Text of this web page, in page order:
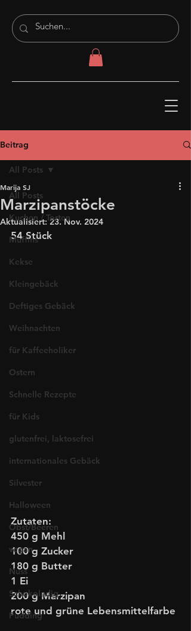
Beitrag
All Posts
Kuchen / Torten
Muffins
Kekse
Kleingebäck
Deftiges Gebäck
Weihnachten
für Kaffeeholiker
Ostern
Schnelle Rezepte
für Kids
glutenfrei, laktosefrei
internationales Gebäck
Silvester
Halloween
Obst/Beeren
vegan
Nuss
Schokoladig
Pudding
All Posts
Marzipanstöcke
Marija SJ
Aktualisiert:23. Nov. 2024
54 Stück
Zutaten:
450 g Mehl
100 g Zucker
180 g Butter
1 Ei
200 g Marzipan
rote und grüne Lebensmittelfarbe